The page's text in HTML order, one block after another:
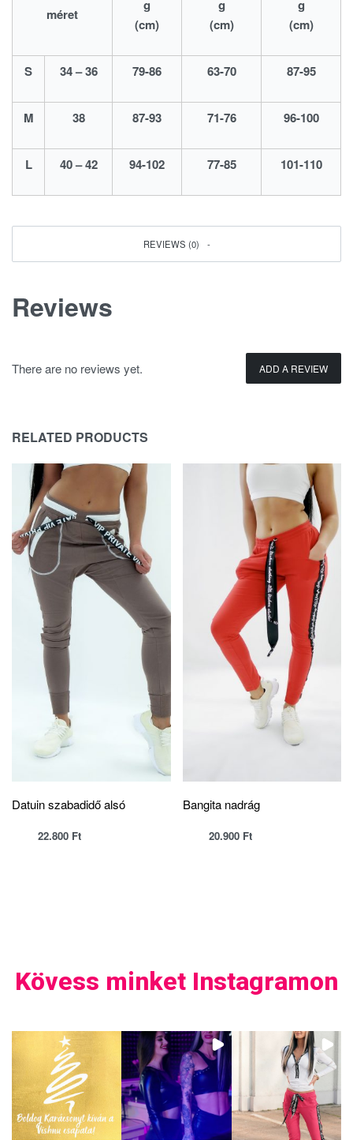
méret
g
(cm)
g
(cm)
g
(cm)
S 34 – 36 79-86 63-70 87-95
M 38 87-93 71-76 96-100
L 40 – 42 94-102 77-85 101-110
REVIEWS (0)
Reviews
There are no reviews yet. ADD A REVIEW
RELATED PRODUCTS
Datuin szabadidő alsó
22.800 Ft
Bangita nadrág
20.900 Ft
Kövess minket Instagramon